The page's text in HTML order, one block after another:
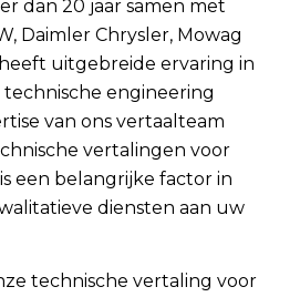
dan 20 jaar samen met
Daimler Chrysler, Mowag
uitgebreide ervaring in
engineering
van ons vertaalteam
vertalingen voor
een belangrijke factor in
diensten aan uw
technische vertaling voor